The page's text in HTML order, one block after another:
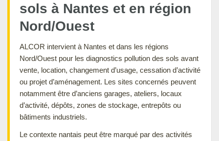
sols à Nantes et en région
Nord/Ouest
ALCOR intervient à Nantes et dans les régions
Nord/Ouest pour les diagnostics pollution des sols avant
vente, location, changement d’usage, cessation d’activité
ou projet d’aménagement. Les sites concernés peuvent
notamment être d’anciens garages, ateliers, locaux
d’activité, dépôts, zones de stockage, entrepôts ou
bâtiments industriels.
Le contexte nantais peut être marqué par des activités